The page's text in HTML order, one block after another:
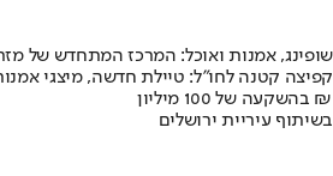
שופינג, אמנות ואוכל: המרכז המתחדש של
קפיצה קטנה לחו"ל: טיילת חדשה, מיצגי
בהשקעה של 100 מיליון ₪
בשיתוף עיריית ירושלים